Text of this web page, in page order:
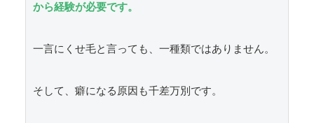
から経験が必要です。
一言にくせ毛と言っても、一種類ではありません。
そして、癖になる原因も千差万別です。